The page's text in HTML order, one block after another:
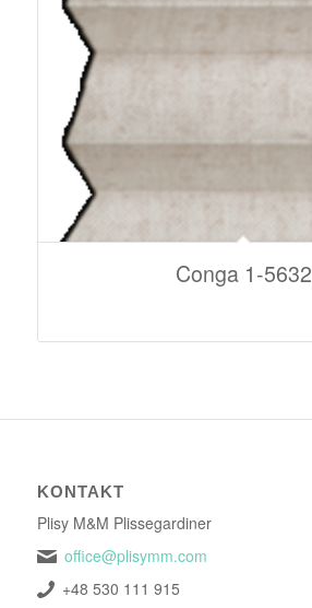
Conga 1-5632
KONTAKT
Plisy M&M Plissegardiner
office@plisymm.com
+48 530 111 915